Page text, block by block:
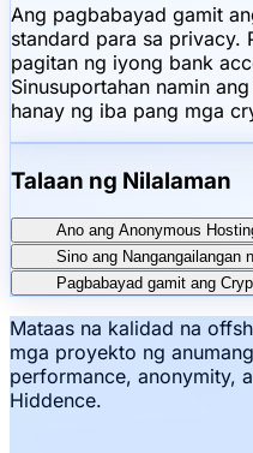
Ang pagbabayad gamit
standard para sa privacy.
pagitan ng iyong bank
Sinusuportahan namin
hanay ng iba pang mga
Talaan ng Nilalaman
Ano ang Anonymous
Sino ang Nangangailangan
Pagbabayad gamit ang
Mataas na kalidad na
mga proyekto ng
performance, anonymity,
Hiddence.